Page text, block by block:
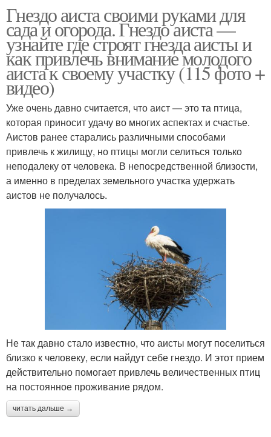
Гнездо аиста своими руками для
сада и огорода. Гнездо аиста —
узнайте где строят гнезда аисты и
как привлечь внимание молодого
аиста к своему участку (115 фото +
видео)
Уже очень давно считается, что аист — это та птица,
которая приносит удачу во многих аспектах и счастье.
Аистов ранее старались различными способами
привлечь к жилищу, но птицы могли селиться только
неподалеку от человека. В непосредственной близости,
а именно в пределах земельного участка удержать
аистов не получалось.
Не так давно стало известно, что аисты могут поселиться
близко к человеку, если найдут себе гнездо. И этот прием
действительно помогает привлечь величественных птиц
на постоянное проживание рядом.
читать дальше →